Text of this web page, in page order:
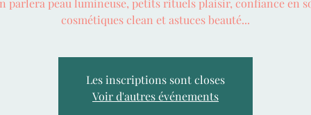
cosmétiques clean et astuces beauté...
Les inscriptions sont closes
Voir d'autres événements